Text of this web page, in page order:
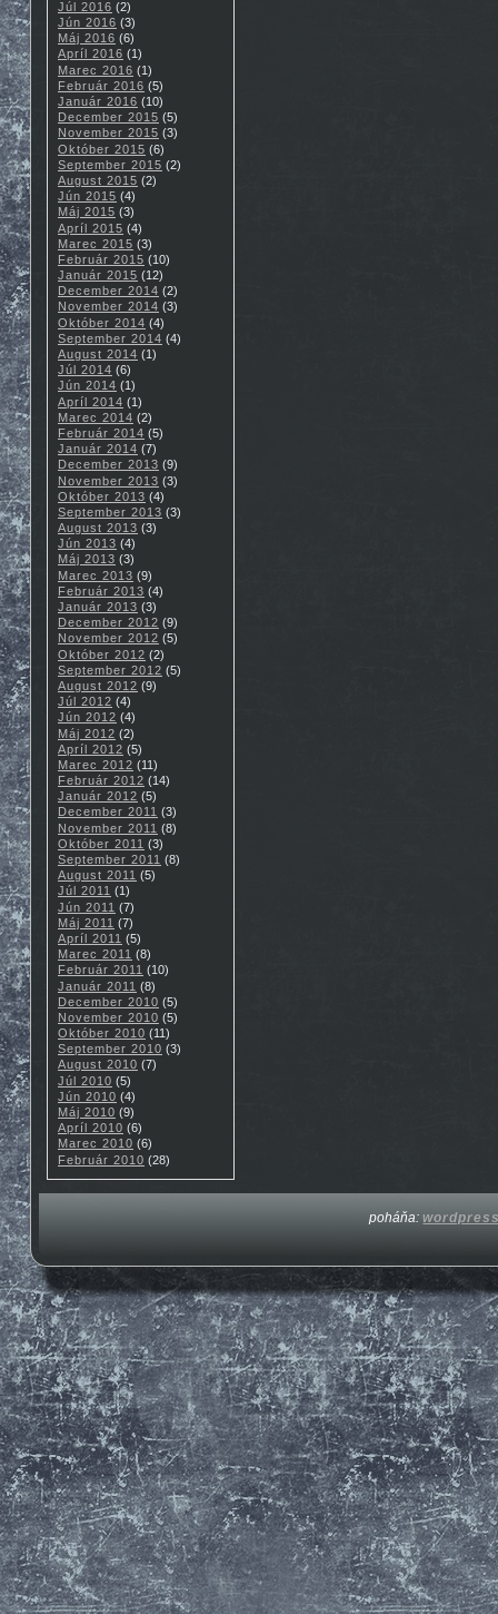
Júl 2016 (2)
Jún 2016 (3)
Máj 2016 (6)
Apríl 2016 (1)
Marec 2016 (1)
Február 2016 (5)
Január 2016 (10)
December 2015 (5)
November 2015 (3)
Október 2015 (6)
September 2015 (2)
August 2015 (2)
Jún 2015 (4)
Máj 2015 (3)
Apríl 2015 (4)
Marec 2015 (3)
Február 2015 (10)
Január 2015 (12)
December 2014 (2)
November 2014 (3)
Október 2014 (4)
September 2014 (4)
August 2014 (1)
Júl 2014 (6)
Jún 2014 (1)
Apríl 2014 (1)
Marec 2014 (2)
Február 2014 (5)
Január 2014 (7)
December 2013 (9)
November 2013 (3)
Október 2013 (4)
September 2013 (3)
August 2013 (3)
Jún 2013 (4)
Máj 2013 (3)
Marec 2013 (9)
Február 2013 (4)
Január 2013 (3)
December 2012 (9)
November 2012 (5)
Október 2012 (2)
September 2012 (5)
August 2012 (9)
Júl 2012 (4)
Jún 2012 (4)
Máj 2012 (2)
Apríl 2012 (5)
Marec 2012 (11)
Február 2012 (14)
Január 2012 (5)
December 2011 (3)
November 2011 (8)
Október 2011 (3)
September 2011 (8)
August 2011 (5)
Júl 2011 (1)
Jún 2011 (7)
Máj 2011 (7)
Apríl 2011 (5)
Marec 2011 (8)
Február 2011 (10)
Január 2011 (8)
December 2010 (5)
November 2010 (5)
Október 2010 (11)
September 2010 (3)
August 2010 (7)
Júl 2010 (5)
Jún 2010 (4)
Máj 2010 (9)
Apríl 2010 (6)
Marec 2010 (6)
Február 2010 (28)
poháňa: